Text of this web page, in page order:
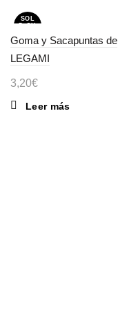
SOL
D OU
Goma y Sacapuntas de
LEGAMI
3,20€
Leer más